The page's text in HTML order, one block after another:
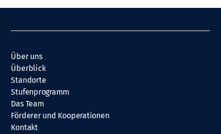
Über uns
Überblick
Standorte
Stufenprogramm
Das Team
Förderer und Kooperationen
Kontakt